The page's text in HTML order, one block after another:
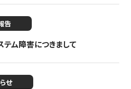
告
ム障害につきまして
せ